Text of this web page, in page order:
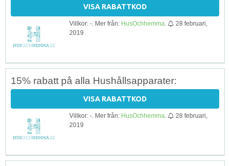
VISA RABATTKOD
Villkor: -. Mer från: HusOchhemma
28 februari,
2019
15% rabatt på alla Hushållsapparater:
VISA RABATTKOD
Villkor: -. Mer från: HusOchhemma
28 februari,
2019